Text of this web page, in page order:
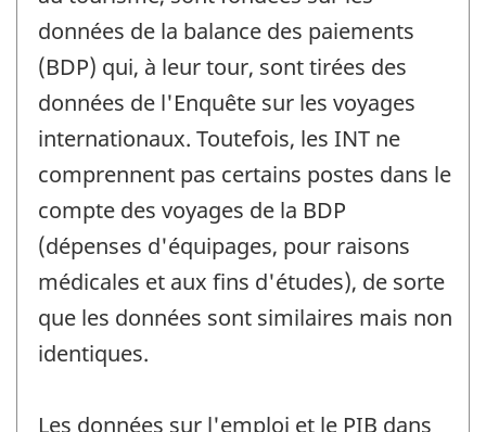
données de la balance des paiements
(BDP) qui, à leur tour, sont tirées des
données de l'Enquête sur les voyages
internationaux. Toutefois, les INT ne
comprennent pas certains postes dans le
compte des voyages de la BDP
(dépenses d'équipages, pour raisons
médicales et aux fins d'études), de sorte
que les données sont similaires mais non
identiques.
Les données sur l'emploi et le PIB dans